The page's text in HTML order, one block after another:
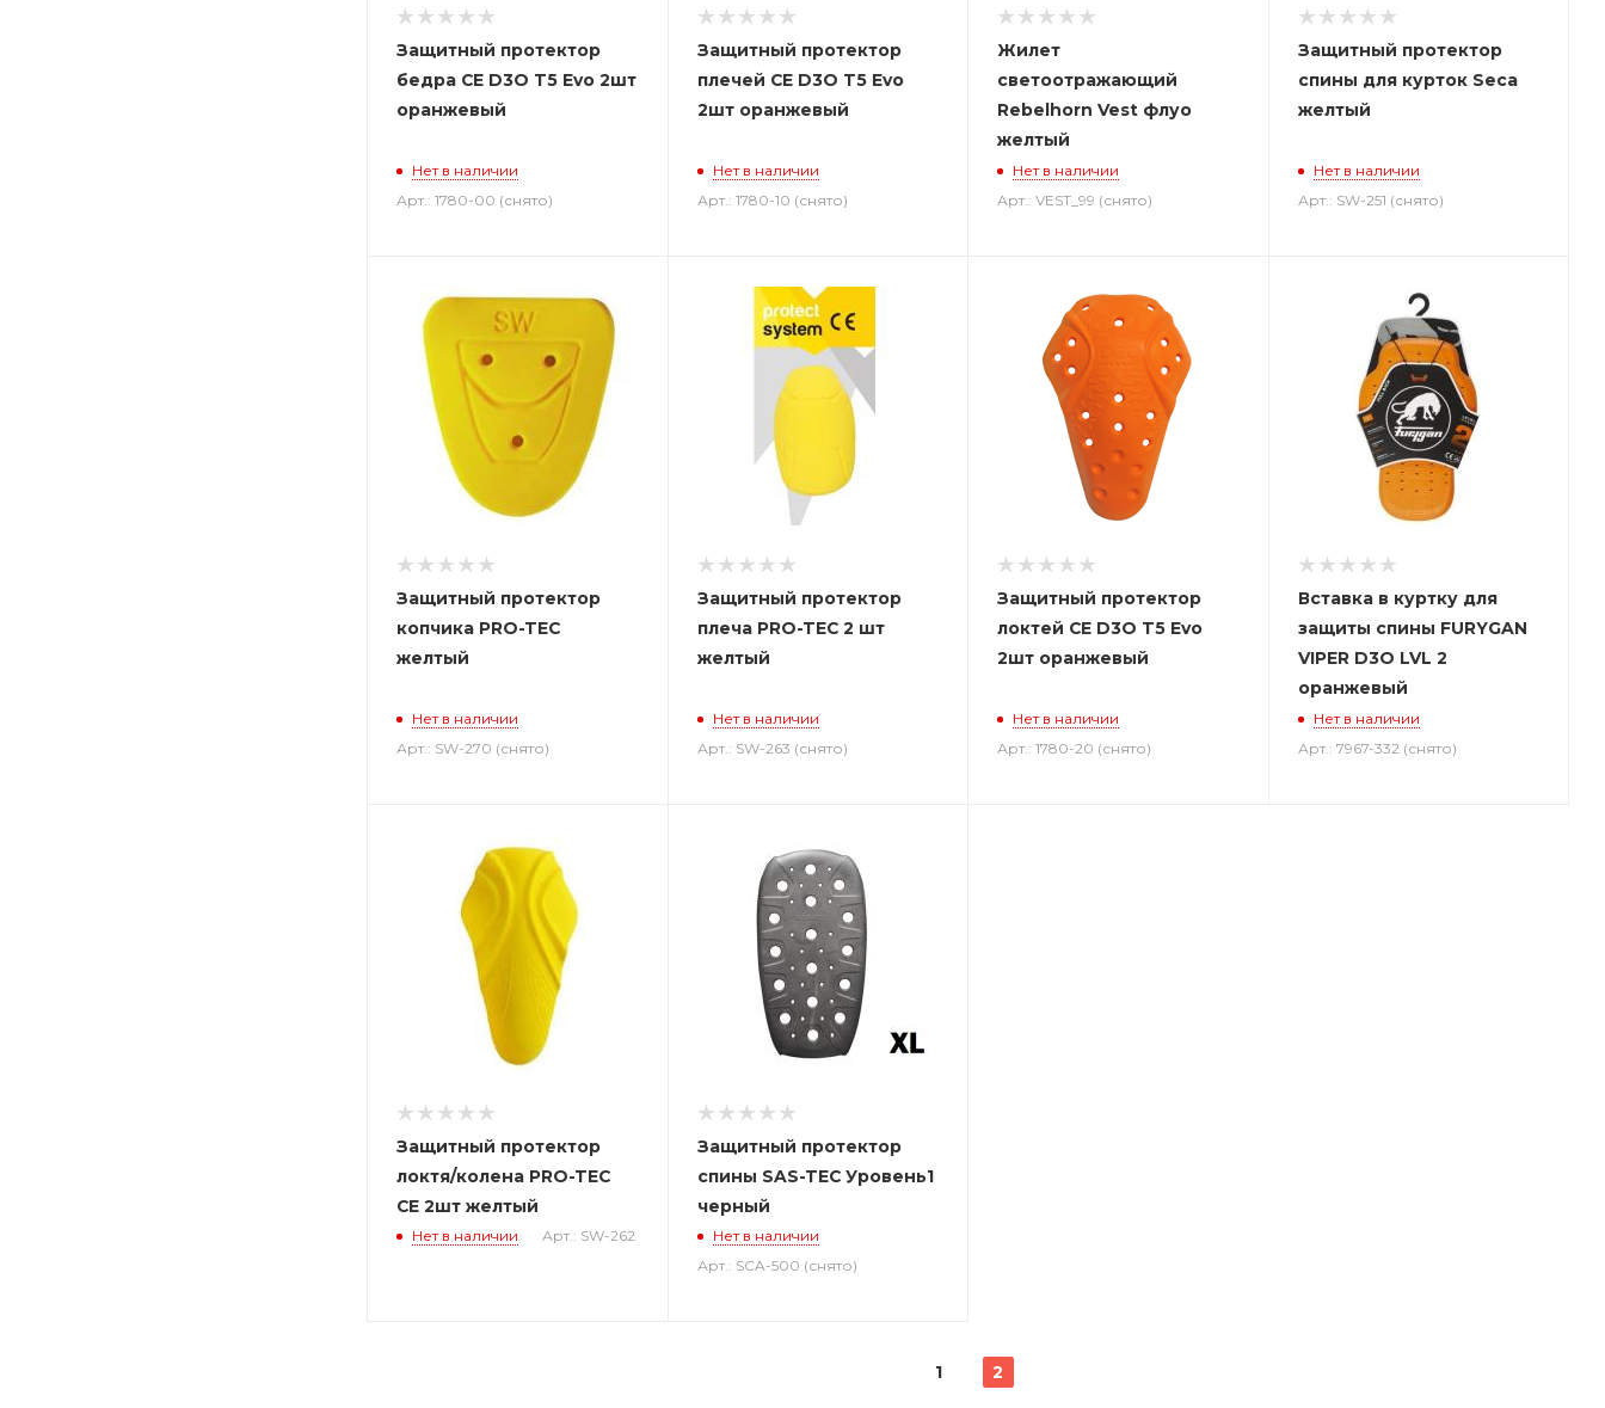
Защитный протектор
бедра CE D3O T5 Evo 2шт
оранжевый
Нет в наличии
Арт.: 1780-00 (снято)
Защитный протектор
плечей CE D3O T5 Evo
2шт оранжевый
Нет в наличии
Арт.: 1780-10 (снято)
Жилет
светоотражающий
Rebelhorn Vest флуо
желтый
Нет в наличии
Арт.: VEST_99 (снято)
Защитный протектор
спины для курток Seca
желтый
Нет в наличии
Арт.: SW-251 (снято)
Защитный протектор
копчика PRO-TEC
желтый
Нет в наличии
Арт.: SW-270 (снято)
Защитный протектор
плеча PRO-TEC 2 шт
желтый
Нет в наличии
Арт.: SW-263 (снято)
Защитный протектор
локтей CE D3O T5 Evo
2шт оранжевый
Нет в наличии
Арт.: 1780-20 (снято)
Вставка в куртку для
защиты спины FURYGAN
VIPER D3O LVL 2
оранжевый
Нет в наличии
Арт.: 7967-332 (снято)
Защитный протектор
локтя/колена PRO-TEC
CE 2шт желтый
Нет в наличии Арт.: SW-262
Защитный протектор
спины SAS-TEC Уровень1
черный
Нет в наличии
Арт.: SCA-500 (снято)
1 2